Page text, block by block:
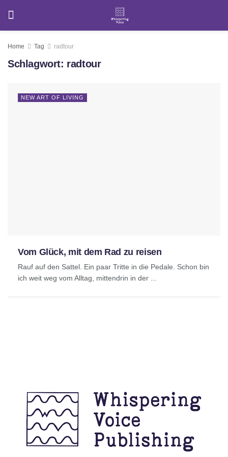
Home Tag radtour
Schlagwort: radtour
NEW ART OF LIVING
Vom Glück, mit dem Rad zu reisen
Rauf auf den Sattel. Ein paar Tritte in die Pedale. Schon bin
ich weit weg vom Alltag, mittendrin in der ...